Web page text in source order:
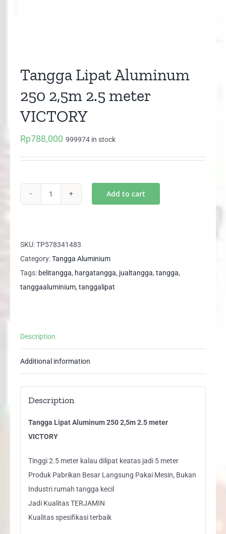
Tangga Lipat Aluminum
250 2,5m 2.5 meter
VICTORY
Rp788,000 999974 in stock
250
2,5m
2.5
meter
Add to cart
SKU:TP578341483
Category:Tangga Aluminium
Tags: belitangga, hargatangga, jualtangga, tangga,
tanggaaluminium, tanggalipat
Description
Additional information
Description
Tangga Lipat Aluminum 250 2,5m 2.5 meter
VICTORY
Tinggi 2.5 meter kalau dilipat keatas jadi 5 meter
Produk Pabrikan Besar Langsung Pakai Mesin, Bukan
Industri rumah tangga kecil
Jadi Kualitas TERJAMIN
Kualitas spesifikasi terbaik